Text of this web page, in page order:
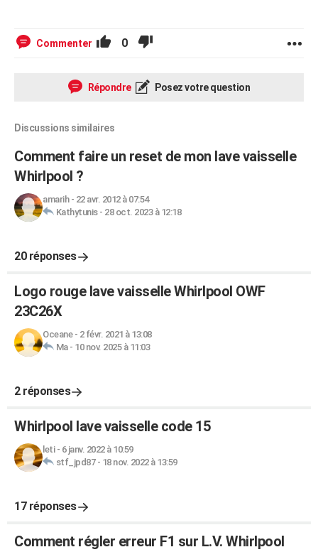
Commenter 0
Répondre Posez votre question
Discussions similaires
Comment faire un reset de mon lave vaisselle
Whirlpool ?
amarih- 22 avr. 2012 à 07:54
Kathytunis- 28 oct. 2023 à 12:18
20 réponses
Logo rouge lave vaisselle Whirlpool OWF
23C26X
Oceane- 2 févr. 2021 à 13:08
Ma- 10 nov. 2025 à 11:03
2 réponses
Whirlpool lave vaisselle code 15
leti- 6 janv. 2022 à 10:59
stf_jpd87- 18 nov. 2022 à 13:59
17 réponses
Comment régler erreur F1 sur L.V. Whirlpool